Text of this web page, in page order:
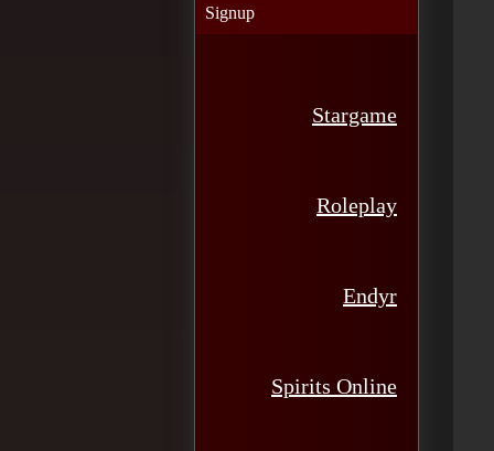
Signup
Stargame
Roleplay
Endyr
Spirits Online